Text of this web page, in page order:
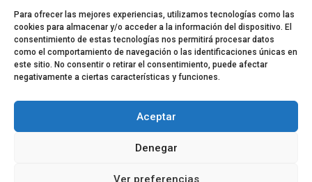
Para ofrecer las mejores experiencias, utilizamos tecnologías como las
cookies para almacenar y/o acceder a la información del dispositivo. El
consentimiento de estas tecnologías nos permitirá procesar datos
como el comportamiento de navegación o las identificaciones únicas en
este sitio. No consentir o retirar el consentimiento, puede afectar
negativamente a ciertas características y funciones.
Aceptar
Denegar
Ver preferencias
Equipo EPDLT Contacto